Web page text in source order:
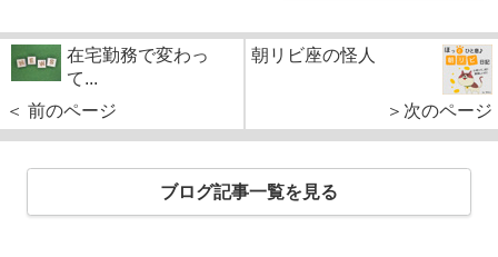
在宅勤務で変わっ
て...
＜ 前のページ
朝リビ座の怪人
＞次のページ
ブログ記事一覧を見る